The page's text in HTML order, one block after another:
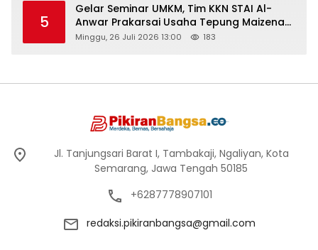
5
Gelar Seminar UMKM, Tim KKN STAI Al-
Anwar Prakarsai Usaha Tepung Maizena
di Logung
Minggu, 26 Juli 2026 13:00 183
Jl. Tanjungsari Barat I, Tambakaji, Ngaliyan, Kota
Semarang, Jawa Tengah 50185
+6287778907101
redaksi.pikiranbangsa@gmail.com